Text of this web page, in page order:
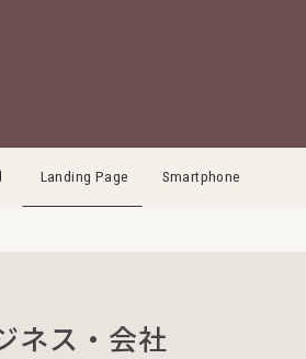
Landing Page Smartphone
ネス・会社